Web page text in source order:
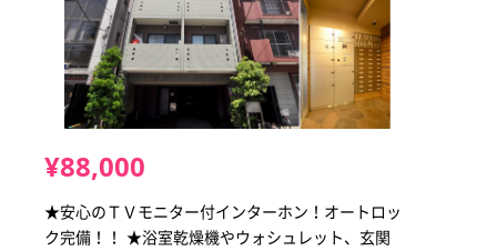
¥88,000
★安心のＴＶモニター付インターホン！オートロッ
ク完備！！ ★浴室乾燥機やウォシュレット、玄関